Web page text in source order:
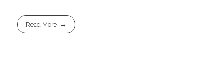
Read More